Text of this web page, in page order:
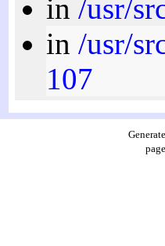
in /usr/
in /usr/
107